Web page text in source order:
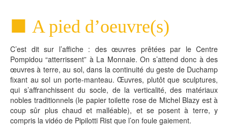
A pied d’oeuvre(s)
C’est dit sur l’affiche : des œuvres prêtées par le Centre
Pompidou “atterrissent” à La Monnaie. On s’attend donc à des
œuvres à terre, au sol, dans la continuité du geste de Duchamp
fixant au sol un porte-manteau. Œuvres, plutôt que sculptures,
qui s’affranchissent du socle, de la verticalité, des matériaux
nobles traditionnels (le papier toilette rose de Michel Blazy est à
coup sûr plus chaud et malléable), et se posent à terre, y
compris la vidéo de Pipilotti Rist que l’on foule gaiement.